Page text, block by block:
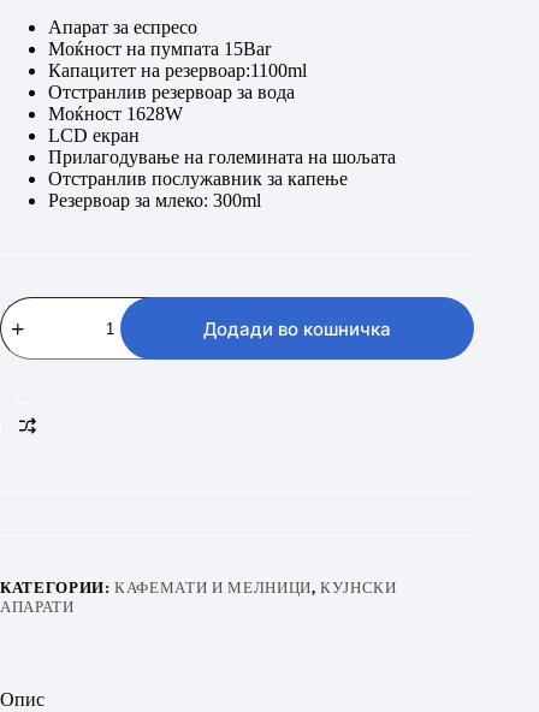
10.990 ден.
8.690 ден.
Aпарат за еспресо
Моќност на пумпата 15Bar
Капацитет на резервоар:1100ml
Отстранлив резервоар за вода
Моќност 1628W
LCD екран
Прилагодување на големината на шољата
Отстранлив послужавник за капење
Резервоар за млеко: 300ml
BEKO
CEP
5304
Додади во кошничка
КАТЕГОРИИ:КАФЕМАТИ И МЕЛНИЦИ,КУЈНСКИ
АПАРАТИ
Опис